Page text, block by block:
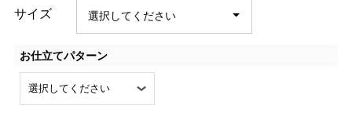
サイズ
お仕立てパターン